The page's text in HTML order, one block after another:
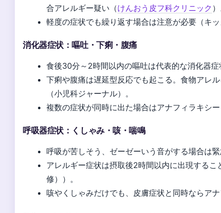
合アレルギー疑い（けんおう皮フ科クリニック
軽度の症状でも繰り返す場合は注意が必要（キ
消化器症状：嘔吐・下痢・腹痛
食後30分～2時間以内の嘔吐は代表的な消化器症
下痢や腹痛は遅延型反応でも起こる。食物アレ
（小児科ジャーナル）。
複数の症状が同時に出た場合はアナフィラキシ
呼吸器症状：くしゃみ・咳・喘鳴
呼吸が苦しそう、ゼーゼーいう音がする場合は
アレルギー症状は摂取後2時間以内に出現する
修））。
咳やくしゃみだけでも、皮膚症状と同時ならア